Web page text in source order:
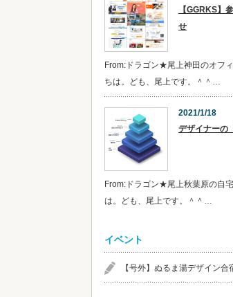
【GGRKS】
せ
From:ドラゴン★尾上神田のオフ
ちは。ども、尾上です。＾＾…
2021/1/18
デザイナーの
From:ドラゴン★尾上秋葉原の自
は。ども、尾上です。＾＾…
イベント
【号外】ぬるま湯デザイン合